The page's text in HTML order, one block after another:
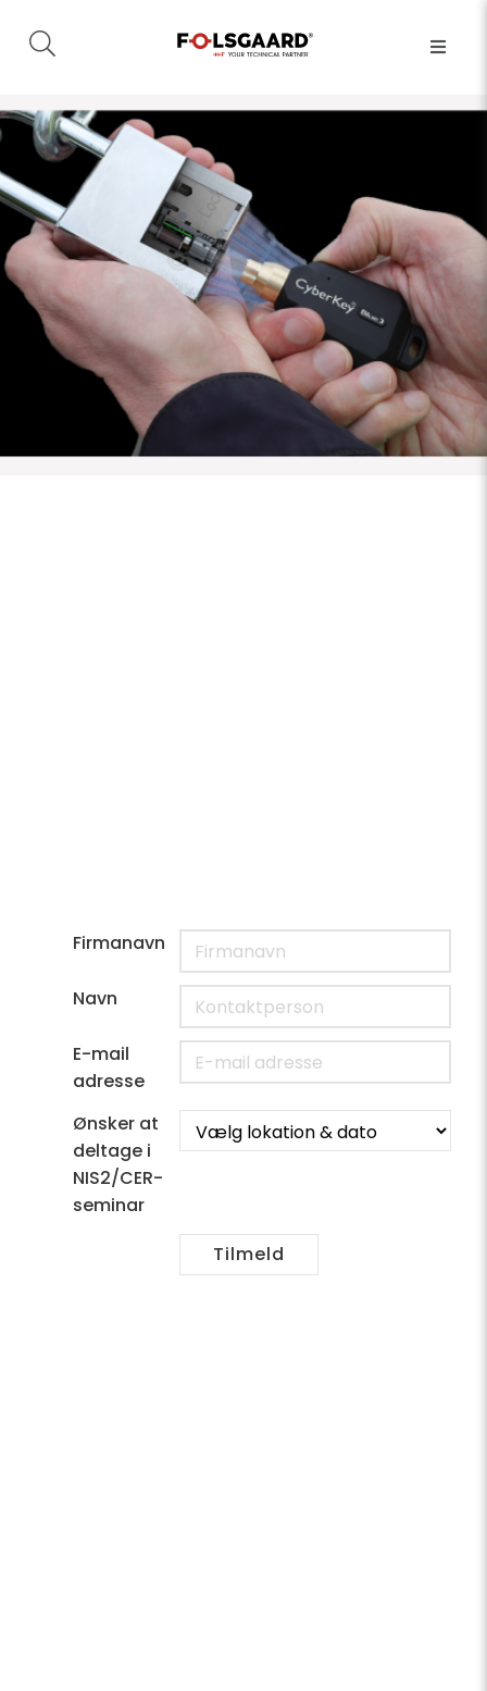
Firmanavn
Navn
E-mail
adresse
Ønsker at
deltage i
NIS2/CER-
seminar